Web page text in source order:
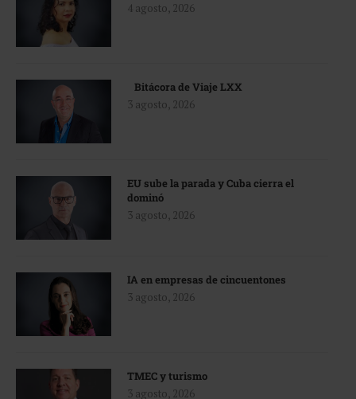
4 agosto, 2026
Bitácora de Viaje LXX
3 agosto, 2026
EU sube la parada y Cuba cierra el
dominó
3 agosto, 2026
IA en empresas de cincuentones
3 agosto, 2026
TMEC y turismo
3 agosto, 2026